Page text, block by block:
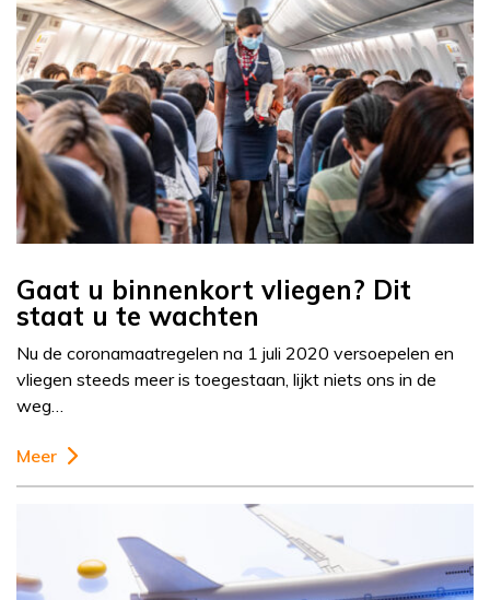
Gaat u binnenkort vliegen? Dit
staat u te wachten
Nu de coronamaatregelen na 1 juli 2020 versoepelen en
vliegen steeds meer is toegestaan, lijkt niets ons in de
weg…
Meer